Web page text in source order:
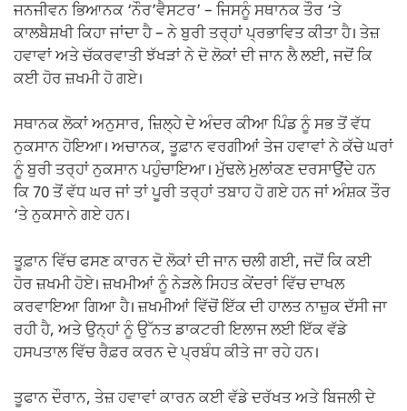
ਜਨਜੀਵਨ ਭਿਆਨਕ ‘ਨੌਰ’ਵੈਸਟਰ’ – ਜਿਸਨੂੰ ਸਥਾਨਕ ਤੌਰ ‘ਤੇ
ਕਾਲਬੈਸ਼ਖੀ ਕਿਹਾ ਜਾਂਦਾ ਹੈ – ਨੇ ਬੁਰੀ ਤਰ੍ਹਾਂ ਪ੍ਰਭਾਵਿਤ ਕੀਤਾ ਹੈ। ਤੇਜ਼
ਹਵਾਵਾਂ ਅਤੇ ਚੱਕਰਵਾਤੀ ਝੱਖੜਾਂ ਨੇ ਦੋ ਲੋਕਾਂ ਦੀ ਜਾਨ ਲੈ ਲਈ, ਜਦੋਂ ਕਿ
ਕਈ ਹੋਰ ਜ਼ਖਮੀ ਹੋ ਗਏ।
ਸਥਾਨਕ ਲੋਕਾਂ ਅਨੁਸਾਰ, ਜ਼ਿਲ੍ਹੇ ਦੇ ਅੰਦਰ ਕੀਆ ਪਿੰਡ ਨੂੰ ਸਭ ਤੋਂ ਵੱਧ
ਨੁਕਸਾਨ ਹੋਇਆ। ਅਚਾਨਕ, ਤੂਫ਼ਾਨ ਵਰਗੀਆਂ ਤੇਜ ਹਵਾਵਾਂ ਨੇ ਕੱਚੇ ਘਰਾਂ
ਨੂੰ ਬੁਰੀ ਤਰ੍ਹਾਂ ਨੁਕਸਾਨ ਪਹੁੰਚਾਇਆ। ਮੁੱਢਲੇ ਮੁਲਾਂਕਣ ਦਰਸਾਉਂਦੇ ਹਨ
ਕਿ 70 ਤੋਂ ਵੱਧ ਘਰ ਜਾਂ ਤਾਂ ਪੂਰੀ ਤਰ੍ਹਾਂ ਤਬਾਹ ਹੋ ਗਏ ਹਨ ਜਾਂ ਅੰਸ਼ਕ ਤੌਰ
‘ਤੇ ਨੁਕਸਾਨੇ ਗਏ ਹਨ।
ਤੂਫ਼ਾਨ ਵਿੱਚ ਫਸਣ ਕਾਰਨ ਦੋ ਲੋਕਾਂ ਦੀ ਜਾਨ ਚਲੀ ਗਈ, ਜਦੋਂ ਕਿ ਕਈ
ਹੋਰ ਜ਼ਖਮੀ ਹੋਏ। ਜ਼ਖਮੀਆਂ ਨੂੰ ਨੇੜਲੇ ਸਿਹਤ ਕੇਂਦਰਾਂ ਵਿੱਚ ਦਾਖਲ
ਕਰਵਾਇਆ ਗਿਆ ਹੈ। ਜ਼ਖਮੀਆਂ ਵਿੱਚੋਂ ਇੱਕ ਦੀ ਹਾਲਤ ਨਾਜ਼ੁਕ ਦੱਸੀ ਜਾ
ਰਹੀ ਹੈ, ਅਤੇ ਉਨ੍ਹਾਂ ਨੂੰ ਉੱਨਤ ਡਾਕਟਰੀ ਇਲਾਜ ਲਈ ਇੱਕ ਵੱਡੇ
ਹਸਪਤਾਲ ਵਿੱਚ ਰੈਫ਼ਰ ਕਰਨ ਦੇ ਪ੍ਰਬੰਧ ਕੀਤੇ ਜਾ ਰਹੇ ਹਨ।
ਤੂਫਾਨ ਦੌਰਾਨ, ਤੇਜ਼ ਹਵਾਵਾਂ ਕਾਰਨ ਕਈ ਵੱਡੇ ਦਰੱਖਤ ਅਤੇ ਬਿਜਲੀ ਦੇ